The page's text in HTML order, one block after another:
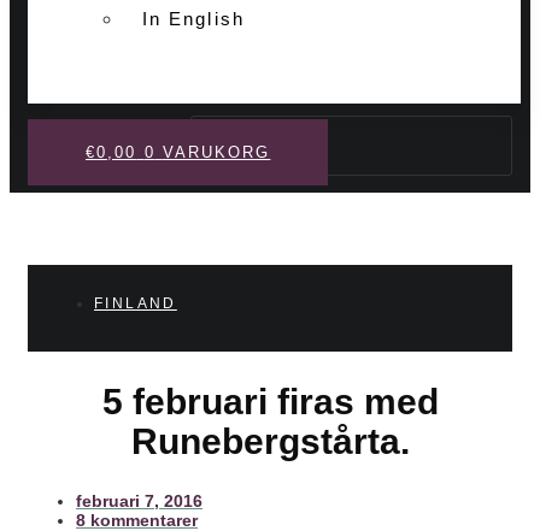
In English
Sök
€0,00 0 VARUKORG
FINLAND
5 februari firas med
Runebergstårta.
februari 7, 2016
8 kommentarer